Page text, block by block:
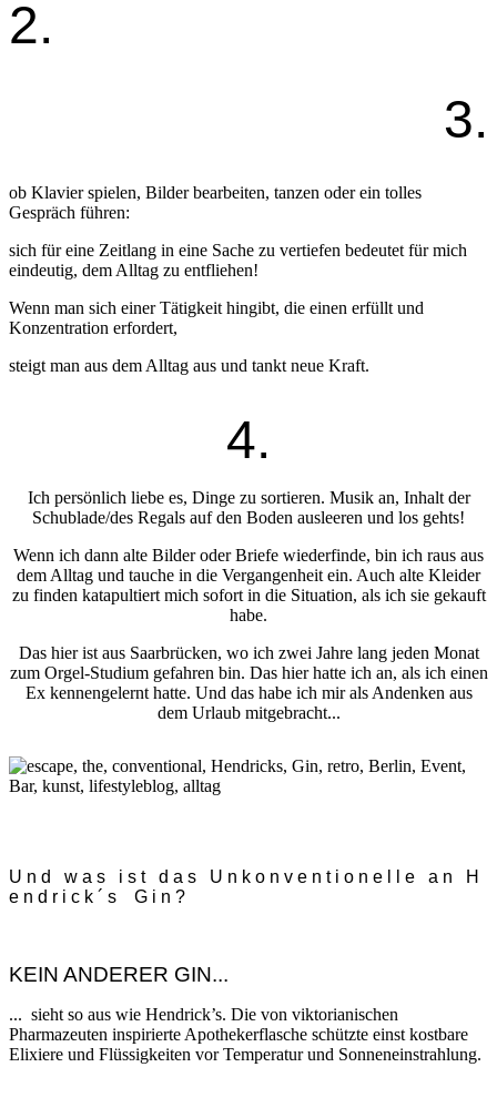
2.
3.
ob Klavier spielen, Bilder bearbeiten, tanzen oder ein tolles
Gespräch führen:
sich für eine Zeitlang in eine Sache zu vertiefen bedeutet für mich
eindeutig, dem Alltag zu entfliehen!
Wenn man sich einer Tätigkeit hingibt, die einen erfüllt und
Konzentration erfordert,
steigt man aus dem Alltag aus und tankt neue Kraft.
4.
Ich persönlich liebe es, Dinge zu sortieren. Musik an, Inhalt der
Schublade/des Regals auf den Boden ausleeren und los gehts!
Wenn ich dann alte Bilder oder Briefe wiederfinde, bin ich raus aus
dem Alltag und tauche in die Vergangenheit ein. Auch alte Kleider
zu finden katapultiert mich sofort in die Situation, als ich sie gekauft
habe.
Das hier ist aus Saarbrücken, wo ich zwei Jahre lang jeden Monat
zum Orgel-Studium gefahren bin. Das hier hatte ich an, als ich einen
Ex kennengelernt hatte. Und das habe ich mir als Andenken aus
dem Urlaub mitgebracht...
U n d w a s i s t d a s U n k o n v e n t i o n e l l e a n H
e n d r i c k ´ s G i n ?
KEIN ANDERER GIN...
... sieht so aus wie Hendrick’s. Die von viktorianischen
Pharmazeuten inspirierte Apothekerflasche schützte einst kostbare
Elixiere und Flüssigkeiten vor Temperatur und Sonneneinstrahlung.